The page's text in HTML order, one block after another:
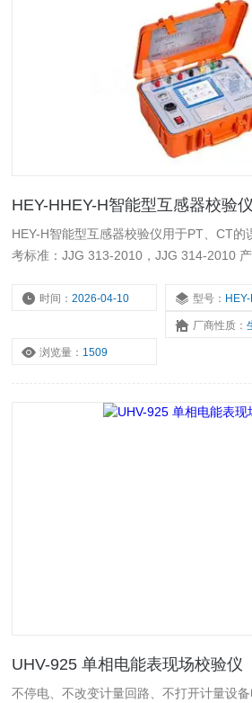
HEY-HHEY-H智能型互感器校验仪
HEY-H智能型互感器校验仪用于PT、CT的
考标准：JJG 313-2010，JJG 314-2010 产品说明书检定证书标准
时间：2026-04-10 型号： HEY-
厂商性质：
浏览量： 1509
UHV-925 单相电能表现场校验仪
不停电、不改变计量回路、不打开计量设